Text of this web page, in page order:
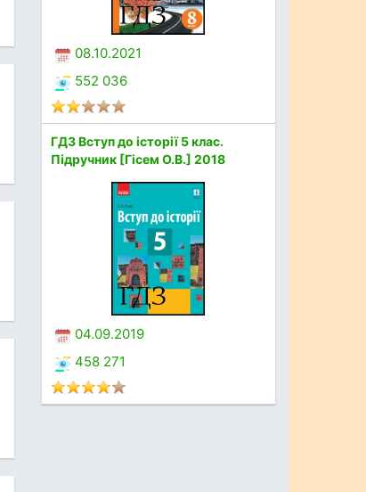
08.10.2021
552 036
ГДЗ Вступ до історії 5 клас.
Підручник [Гісем О.В.] 2018
04.09.2019
458 271